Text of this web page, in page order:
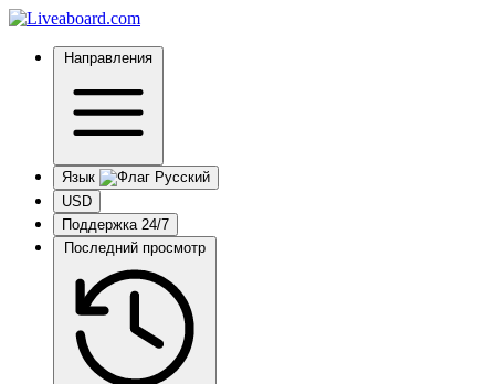
Направления
Язык
USD
Поддержка 24/7
Последний просмотр